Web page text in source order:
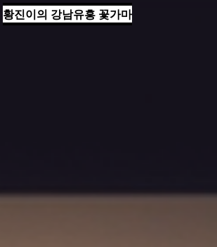
황진이의 강남유흥 꽃가마